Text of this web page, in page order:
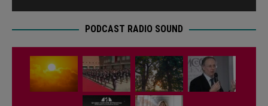
PODCAST RADIO SOUND